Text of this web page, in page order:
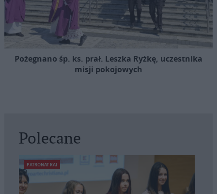
Pożegnano śp. ks. prał. Leszka Ryżkę, uczestnika
misji pokojowych
Polecane
PATRONAT KAI